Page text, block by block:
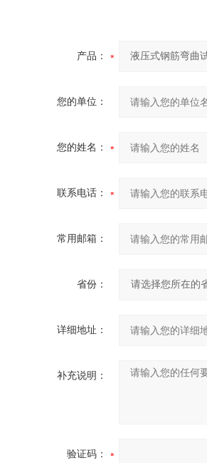
产品：
您的单位：
您的姓名：
联系电话：
常用邮箱：
省份：
详细地址：
补充说明：
验证码：